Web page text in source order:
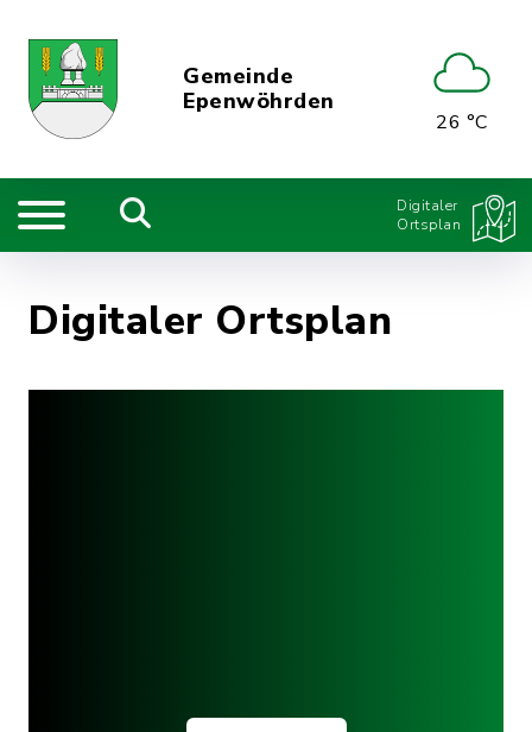
Gemeinde
Epenwöhrden
26 °C
Digitaler
Ortsplan
Digitaler Ortsplan